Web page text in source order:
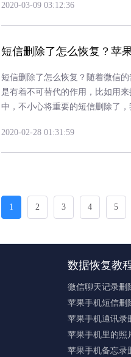
2020-03-09 03:12:36
短信删除了怎么恢复？苹
短信删除了怎么恢复？随着微信
是有着不可替代的作用，比如用
中，不小心将重要的短信删除了
2020-02-28 01:31:59
1 2 3 4 5
数据恢复教
微信聊天记录删
苹果手机短信删
苹果手机通讯录
苹果手机里的照
苹果手机备忘录